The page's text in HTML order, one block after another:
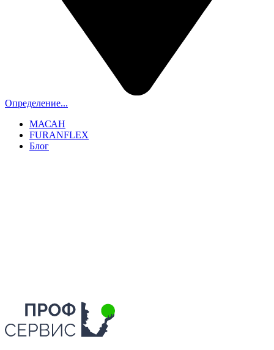
Определение...
МАСАН
FURANFLEX
Блог